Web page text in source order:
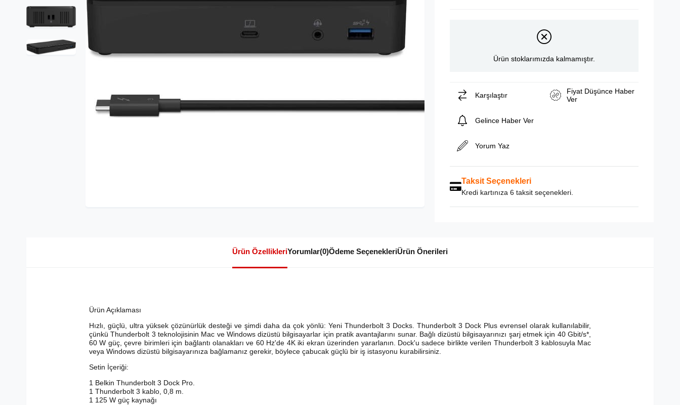
Ürün stoklarımızda kalmamıştır.
Karşılaştır
Fiyat Düşünce Haber
Ver
Gelince Haber Ver
Yorum Yaz
Taksit Seçenekleri
Kredi kartınıza 6 taksit seçenekleri.
Ürün ÖzellikleriYorumlar(0)Ödeme SeçenekleriÜrün Önerileri
Ürün Açıklaması
Hızlı, güçlü, ultra yüksek çözünürlük desteği ve şimdi daha da çok yönlü: Yeni Thunderbolt 3 Docks. Thunderbolt 3 Dock Plus evrensel olarak kullanılabilir,
çünkü Thunderbolt 3 teknolojisinin Mac ve Windows dizüstü bilgisayarlar için pratik avantajlarını sunar. Bağlı dizüstü bilgisayarınızı şarj etmek için 40 Gbit/s*,
60 W güç, çevre birimleri için bağlantı olanakları ve 60 Hz'de 4K iki ekran üzerinden yararlanın. Dock'u sadece birlikte verilen Thunderbolt 3 kablosuyla Mac
veya Windows dizüstü bilgisayarınıza bağlamanız gerekir, böylece çabucak güçlü bir iş istasyonu kurabilirsiniz.
Setin İçeriği:
1 Belkin Thunderbolt 3 Dock Pro.
1 Thunderbolt 3 kablo, 0,8 m.
1 125 W güç kaynağı